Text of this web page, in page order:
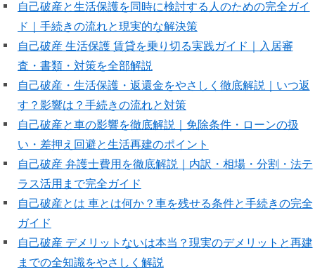
自己破産と生活保護を同時に検討する人のための完全ガイ
ド｜手続きの流れと現実的な解決策
自己破産 生活保護 賃貸を乗り切る実践ガイド｜入居審
査・書類・対策を全部解説
自己破産・生活保護・返還金をやさしく徹底解説｜いつ返
す？影響は？手続きの流れと対策
自己破産と車の影響を徹底解説｜免除条件・ローンの扱
い・差押え回避と生活再建のポイント
自己破産 弁護士費用を徹底解説｜内訳・相場・分割・法テ
ラス活用まで完全ガイド
自己破産とは 車とは何か？車を残せる条件と手続きの完全
ガイド
自己破産 デメリットないは本当？現実のデメリットと再建
までの全知識をやさしく解説